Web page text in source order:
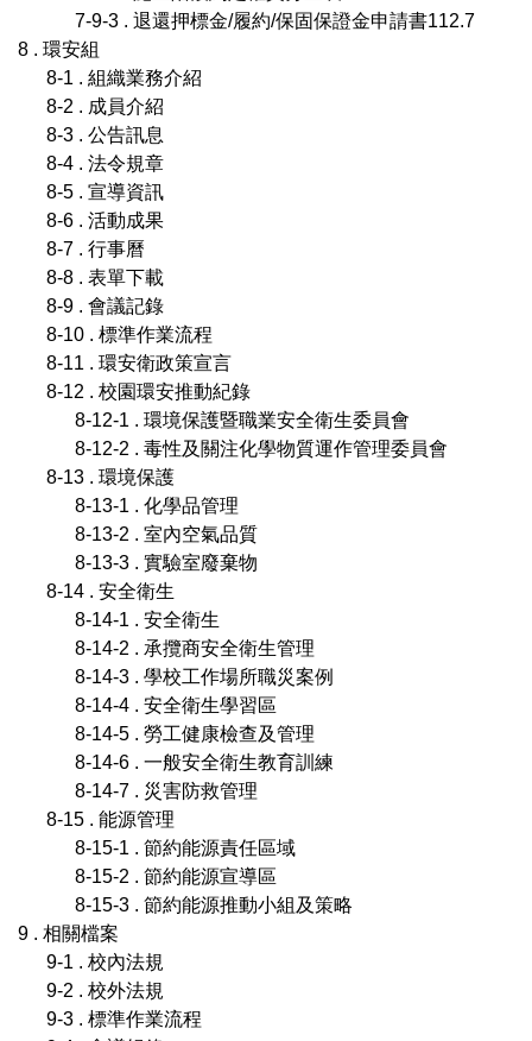
7-9-3 . 退還押標金/履約/保固保證金申請書112.7
8 . 環安組
8-1 . 組織業務介紹
8-2 . 成員介紹
8-3 . 公告訊息
8-4 . 法令規章
8-5 . 宣導資訊
8-6 . 活動成果
8-7 . 行事曆
8-8 . 表單下載
8-9 . 會議記錄
8-10 . 標準作業流程
8-11 . 環安衛政策宣言
8-12 . 校園環安推動紀錄
8-12-1 . 環境保護暨職業安全衛生委員會
8-12-2 . 毒性及關注化學物質運作管理委員會
8-13 . 環境保護
8-13-1 . 化學品管理
8-13-2 . 室內空氣品質
8-13-3 . 實驗室廢棄物
8-14 . 安全衛生
8-14-1 . 安全衛生
8-14-2 . 承攬商安全衛生管理
8-14-3 . 學校工作場所職災案例
8-14-4 . 安全衛生學習區
8-14-5 . 勞工健康檢查及管理
8-14-6 . 一般安全衛生教育訓練
8-14-7 . 災害防救管理
8-15 . 能源管理
8-15-1 . 節約能源責任區域
8-15-2 . 節約能源宣導區
8-15-3 . 節約能源推動小組及策略
9 . 相關檔案
9-1 . 校內法規
9-2 . 校外法規
9-3 . 標準作業流程